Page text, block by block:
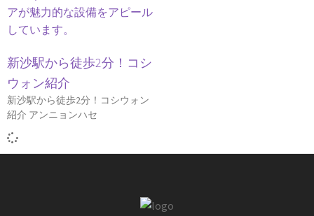
新沙駅から徒歩2分！コシ
ウォン紹介
新沙駅から徒歩2分！コシウォン
紹介 アンニョンハセ